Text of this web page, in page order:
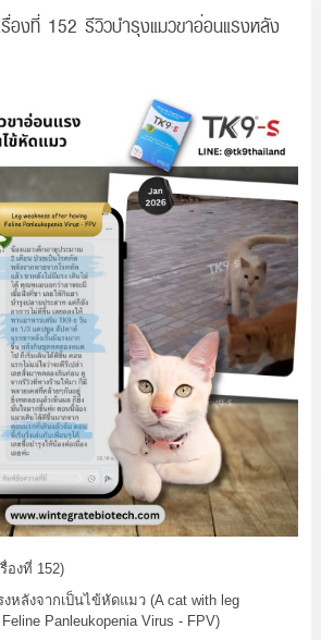
รื่องที่ 152 รีวิวบำรุงแมวขาอ่อนแรงหลัง
องที่ 152)
หลังจากเป็นไข้หัดแมว(A cat with leg
Panleukopenia Virus - FPV)